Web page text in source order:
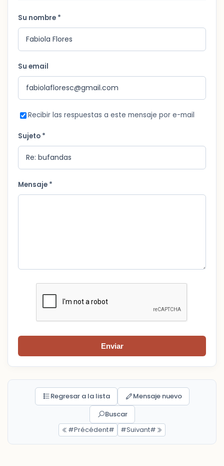
Su nombre *
Su email
Recibir las respuestas a este mensaje por e-mail
Sujeto *
Mensaje *
Enviar
Regresar a la lista
Mensaje nuevo
Buscar
#Précédent#
#Suivant#